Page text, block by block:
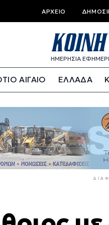
ΑΡΧΕΊΟ
ΗΜΕΡΗΣΙΑ
ΑΙΓΑΙΟ ΕΛΛΑΔΑ